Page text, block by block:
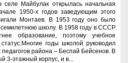
Майбулак открылась начальная
1950-х годов заведующим этого
Монтаев. В 1953 году оно было
школу. В 1958 году в СССР
образование, поэтому учебное
годы школой руководил
района – Беспай Бейсенов. В
3-этажный корпус, и в...